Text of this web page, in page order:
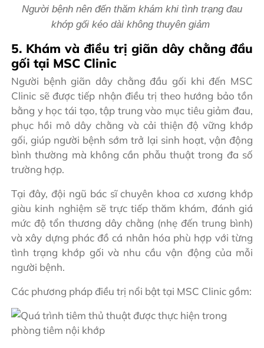
Người bệnh nên đến thăm khám khi tình trạng đau
khớp gối kéo dài không thuyên giảm
5. Khám và điều trị giãn dây chằng đầu
gối tại MSC Clinic
Người bệnh giãn dây chằng đầu gối khi đến MSC
Clinic sẽ được tiếp nhận điều trị theo hướng bảo tồn
bằng y học tái tạo, tập trung vào mục tiêu giảm đau,
phục hồi mô dây chằng và cải thiện độ vững khớp
gối, giúp người bệnh sớm trở lại sinh hoạt, vận động
bình thường mà không cần phẫu thuật trong đa số
trường hợp.
Tại đây, đội ngũ bác sĩ chuyên khoa cơ xương khớp
giàu kinh nghiệm sẽ trực tiếp thăm khám, đánh giá
mức độ tổn thương dây chằng (nhẹ đến trung bình)
và xây dựng phác đồ cá nhân hóa phù hợp với từng
tình trạng khớp gối và nhu cầu vận động của mỗi
người bệnh.
Các phương pháp điều trị nổi bật tại MSC Clinic gồm: